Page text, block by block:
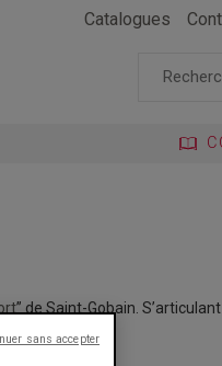
Catalogues
” de Saint-Gobain.
occupants.
sans accepter